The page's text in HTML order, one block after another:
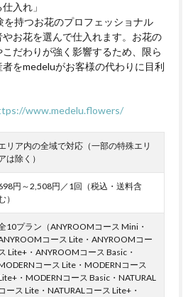
入れ」
を持つお花のプロフェッショナル
お花を選んで仕入れます。お花の
だわりが強く影響するため、限ら
をmedeluがお客様の代わりに目利
www.medelu.flowers/
リア内の全域で対応（一部の特殊エリ
は除く）
円～2,508円／1回（税込・送料含
）
10プラン（ANYROOMコース Mini・
コース Lite・ANYROOMコー
Lite+・ANYROOMコース Basic・
コース Lite・MODERNコース
・MODERNコース Basic・NATURAL
ース Lite・NATURALコース Lite+・